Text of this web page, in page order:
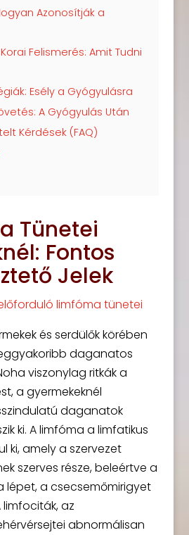
Azonosítják a
Felismerés: Amit Tudni
Esély a Gyógyulásra
A Gyógyulás Után
Kérdések (FAQ)
Tünetei
Fontos
Jelek
limfóma tünetei
és serdülők körében
daganatos
viszonylag ritkák a
a gyermekeknél
daganatok
ki. A limfóma a limfatikus
ki, amely a szervezet
szerves része, beleértve a
lépet, a csecsemőmirigyet
az
abnormálisan